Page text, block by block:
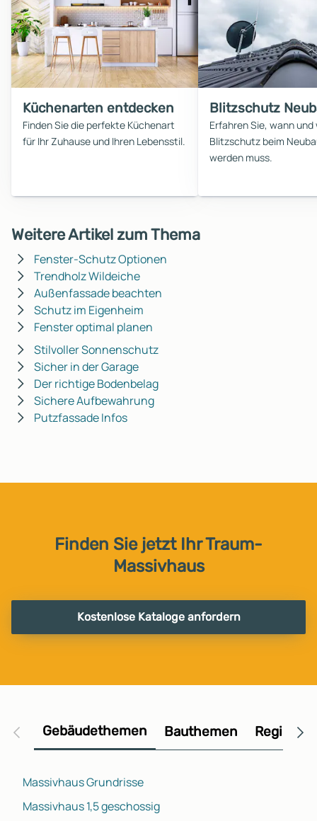
Küchenarten entdecken
Finden Sie die perfekte Küchenart
für Ihr Zuhause und Ihren Lebensstil.
Blitzschutz
Erfahren Sie, wann und
Blitzschutz beim
werden muss.
Weitere Artikel zum Thema
Fenster-Schutz Optionen
Trendholz Wildeiche
Außenfassade beachten
Schutz im Eigenheim
Fenster optimal planen
Stilvoller Sonnenschutz
Sicher in der Garage
Der richtige Bodenbelag
Sichere Aufbewahrung
Putzfassade Infos
Finden Sie jetzt Ihr Traum-
Massivhaus
Kostenlose Kataloge anfordern
Gebäudethemen Bauthemen
Massivhaus Grundrisse
Massivhaus 1,5 geschossig